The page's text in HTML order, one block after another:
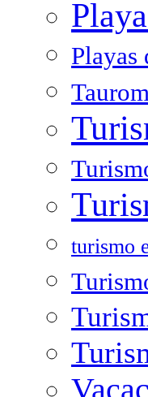
Playas
turismo